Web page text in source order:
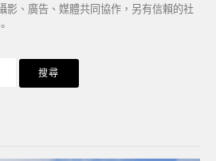
影、廣告、媒體共同協作，另有信賴的社